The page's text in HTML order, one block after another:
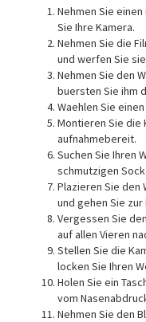
Nehmen Sie
Sie Ihre Kamera.
Nehmen Sie die
und werfen Sie
Nehmen Sie den
buersten Sie ihm
Waehlen Sie
Montieren Sie die
aufnahmebereit.
Suchen Sie Ihren
schmutzigen
Plazieren Sie
und gehen Sie zur
Vergessen Sie
auf allen Vieren
Stellen Sie die
locken Sie Ihren
Holen Sie ein
vom
Nehmen Sie den